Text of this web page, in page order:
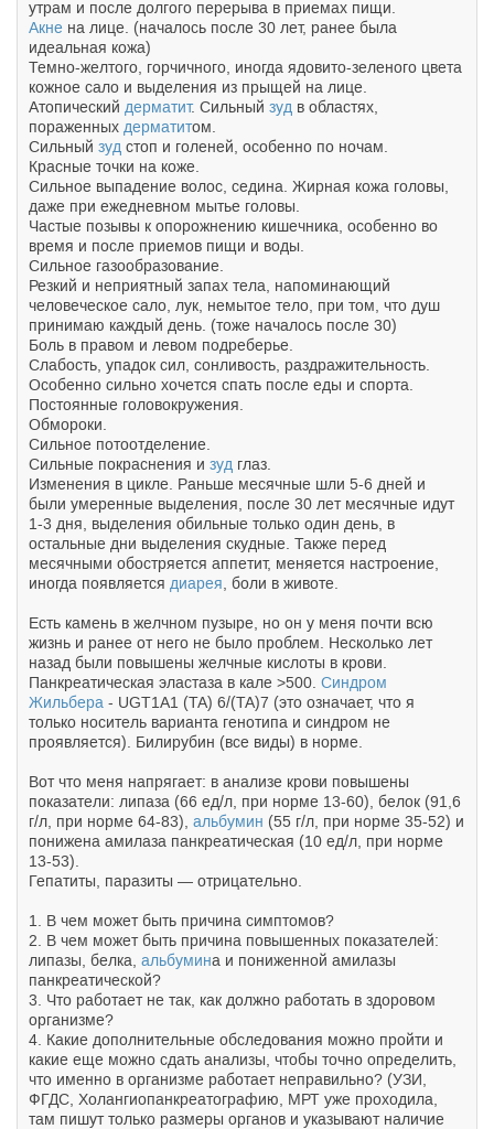
утрам и после долгого перерыва в приемах пищи.
Акне на лице. (началось после 30 лет, ранее была
идеальная кожа)
Темно-желтого, горчичного, иногда ядовито-зеленого цвета
кожное сало и выделения из прыщей на лице.
Атопический дерматит. Сильный зуд в областях,
пораженных дерматитом.
Сильный зуд стоп и голеней, особенно по ночам.
Красные точки на коже.
Сильное выпадение волос, седина. Жирная кожа головы,
даже при ежедневном мытье головы.
Частые позывы к опорожнению кишечника, особенно во
время и после приемов пищи и воды.
Сильное газообразование.
Резкий и неприятный запах тела, напоминающий
человеческое сало, лук, немытое тело, при том, что душ
принимаю каждый день. (тоже началось после 30)
Боль в правом и левом подреберье.
Слабость, упадок сил, сонливость, раздражительность.
Особенно сильно хочется спать после еды и спорта.
Постоянные головокружения.
Обмороки.
Сильное потоотделение.
Сильные покраснения и зуд глаз.
Изменения в цикле. Раньше месячные шли 5-6 дней и
были умеренные выделения, после 30 лет месячные идут
1-3 дня, выделения обильные только один день, в
остальные дни выделения скудные. Также перед
месячными обостряется аппетит, меняется настроение,
иногда появляется диарея , боли в животе.
Есть камень в желчном пузыре, но он у меня почти всю
жизнь и ранее от него не было проблем. Несколько лет
назад были повышены желчные кислоты в крови.
Панкреатическая эластаза в кале >500. Синдром
Жильбера - UGT1A1 (TA) 6/(TA)7 (это означает, что я
только носитель варианта генотипа и синдром не
проявляется). Билирубин (все виды) в норме.
Вот что меня напрягает: в анализе крови повышены
показатели: липаза (66 ед/л, при норме 13-60), белок (91,6
г/л, при норме 64-83), альбумин (55 г/л, при норме 35-52) и
понижена амилаза панкреатическая (10 ед/л, при норме
13-53).
Гепатиты, паразиты — отрицательно.
1. В чем может быть причина симптомов?
2. В чем может быть причина повышенных показателей:
липазы, белка, альбумина и пониженной амилазы
панкреатической?
3. Что работает не так, как должно работать в здоровом
организме?
4. Какие дополнительные обследования можно пройти и
какие еще можно сдать анализы, чтобы точно определить,
что именно в организме работает неправильно? (УЗИ,
ФГДС, Холангиопанкреатографию, МРТ уже проходила,
там пишут только размеры органов и указывают наличие